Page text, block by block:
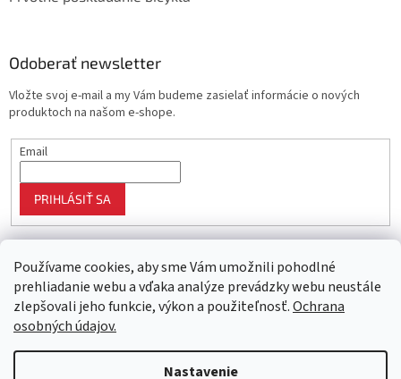
Používame cookies, aby sme Vám umožnili pohodlné
prehliadanie webu a vďaka analýze prevádzky webu neustále
zlepšovali jeho funkcie, výkon a použiteľnosť.Ochrana
osobných údajov.
Nastavenie
Odoberať newsletter
Vložte svoj e-mail a my Vám budeme zasielať informácie o nových
produktoch na našom e-shope.
Email
PRIHLÁSIŤ SA
Vytvoril Shoptet